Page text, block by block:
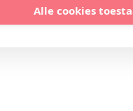
Alle cookies